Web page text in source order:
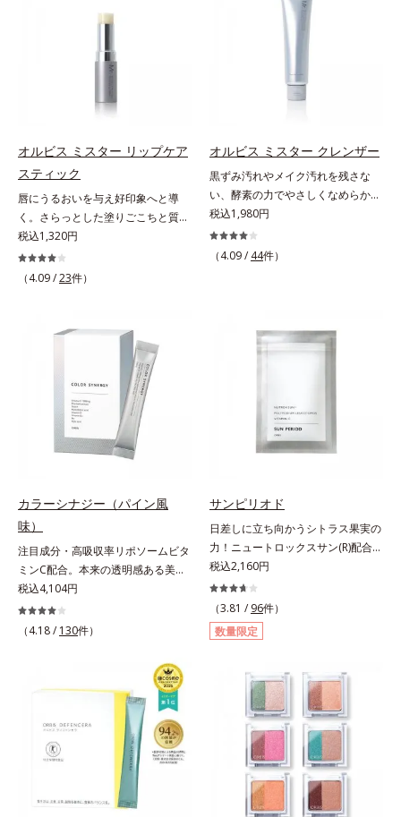
なたのエイジングケアを応援しま
ミ・ソバカスを防ぐ（ウォッシュを
除く）*2 オルビス内スキンケアシ
手入れのこと*4 うるおいによる
乾燥による*7 保湿成分*8 ロニ
セラカエルレア果汁、ノバラエキス
配合＝うるおいを与えハリと透明感
に満ちた肌へ導く保湿成分*9 メマ
ツヨイグサ抽出液、スイカズラエキ
ス配合＝角層のすみずみまで水分・
油分を保ち、ハリ・ツヤを与える保
湿成分*10 気持ちのこと
シミ・ソバカスを防ぐ）と保湿のこ
ミ・ソバカスを防ぐ美白有効成分を
組み合わせた複合成分*4 グリチル
BEAUTY夏祭りは、こちら
ので、毛流れを整えたり、色をなじ
活躍。これ1本で完成度の高い、ふ
んわり眉に仕上がります。※中身を
ています。* ダイマージリノール酸
イソステアリル/フィトステリル）
配合＝感触向上成分
対策スキンケアシリーズです。5種
の和漢植物由来成分とコラーゲンが
きにくい肌を目指します。さらにビ
タミンC誘導体をはじめとした5種
ョットカプセル」を配合。カプセル
が浸透してから成分を放出する特殊
技術によって、高い浸透力(*2)と安
定性を実現。毛穴の目立ちをしっか
りケア(*3)して、ゆらぎやすいニキ
ビ肌を、みずみずしい清潔な垢抜け
肌(*4)へと導きます。たっぷりの保
然ビタミンE、イノシット、フィチ
ン酸、ユズセラミド、スフィンゴ糖
洗浄による汚れの除去*5 すべての
方に皮膚刺激がおきないというわけ
ではありません※敏感肌対象パッチ
ん）※弱酸性
オルビス ミスター リップケア
スティック
唇にうるおいを与え好印象へと導
く。さらっとした塗りごこちと質感
で自然で好印象な口元に。さらっと
した軽やかな塗りごこちでありなが
らも、唇にうるおいを与える「モイ
リームはべたつくから苦手」という
リップクリームに苦手意識を感じる
方でも使用しやすい設計に。ツヤを
抑えた質感で、自然で好印象な口元
へと導きます。3種の植物性保湿成
分を組み合わせた「MULTI-３※」
を配合。さらに、ミツロウ、ヒアル
ロン酸、コラーゲン配合で、唇にう
ス、ビワ葉エキス、カミツレ花エキ
ス：唇にうるおいを与える保湿成分
税込1,320円
（4.09 /23件）
オルビス ミスター クレンザー
黒ずみ汚れやメイク汚れを残さな
い、酵素の力でやさしくなめらかに
洗い上げるW洗顔不要のスペシャル
クレンザー。過剰な皮脂とその皮脂
汚れが詰まって発生する黒ずみ汚れ
酸 LP(*1)」を配合し、毛穴の黒ずみ
毛穴の汚れをしっかり洗い流す期待
感が高まる黒と、優しく肌に吸い付
くようなとろけ感のジェル状テクス
っかり洗い流し、洗いあがりはつる
んとした肌に。泡立て不要であわた
だしい朝も疲れて帰ってきた夜も手
軽にご使用いただけます。*1 リパ
ーゼ、リンゴ酸*2 イソステアリル
アスコルビルリン酸２Na、プラン
クトンエキス、ハス花エキス、乳酸
桿菌/セイヨウナシ果汁発酵液、ア
⇒ 保湿液※洗顔料と置き換えてご
使用いただけます。※週2～3回のス
ペシャル洗顔としてのご使用をおす
すめいたしますが、クレンジング料
としてお使いいただく場合や、お肌
の状態に合わせて毎日お使いいただ
いても問題ありません。【ご使用方
税込1,980円
（4.09 / 44件）
カラーシナジー（パイン風
味）
注目成分・高吸収率リポソームビタ
ミンC配合。本来の透明感ある美し
さを目指す美容サプリメント。みん
なが目指す美しさのゴールは、透明
感でした。注目成分リポソームビタ
す美容サプリメントです。美容に嬉
しい効果を持つビタミンCには、口
から摂取しても吸収されにくく、多
くが体外に排出されるというデメリ
ットが。そんなデメリットを払拭す
るべく、独自技術によるオルビスの
リポソームビタミンCは高吸収率。
カラダと同じ成分でできたリポソー
ム（カプセル）にビタミンCを閉じ
税込4,104円
（4.18 / 130件）
サンピリオド
日差しに立ち向かうシトラス果実の
力！ニュートロックスサン(R)配合の
インナーケア(*)。果実の力で日差し
に立ち向かうインナーケア(*)です。
強い紫外線が降り注ぐ南スペイン産
のシトラスとローズマリーから抽出
した話題の成分、「ニュートロック
究を重ねており、多くの国で実績の
ある夏のケア成分です。さらに夏の
ケアで有名なPLエキスと、欠かせな
い美容成分ビタミンCもプラス。独
自の製法でサポートします。飲むだ
けのケアなので、夏対策にありがち
な不快感やストレスは無し！ 時短
ケアにもなるため、忙しい方にもお
税込2,160円
（3.81 / 96件）
数量限定